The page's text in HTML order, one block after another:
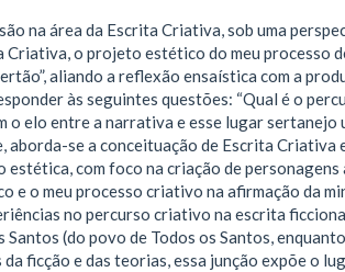
na área da Escrita Criativa, sob uma
Criativa, o projeto estético do meu processo
aliando a reflexão ensaística com a
às seguintes questões: “Qual é o
o elo entre a narrativa e esse lugar
aborda-se a conceituação de Escrita Criativa
estética, com foco na criação de
e o meu processo criativo na afirmação da
no percurso criativo na escrita
(do povo de Todos os Santos,
ficção e das teorias, essa junção expõe o